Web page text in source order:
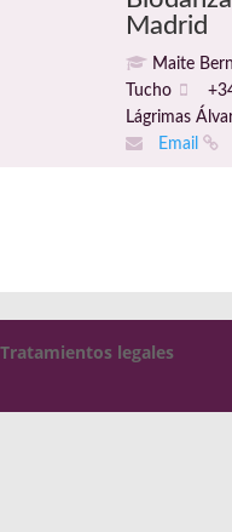
Madrid
Maite
Tucho
Lágrimas
Email
Tratamientos legales